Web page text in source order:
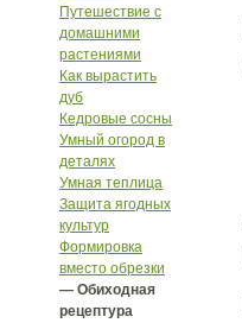
Путешествие с
домашними
растениями
Как вырастить
дуб
Кедровые сосны
Умный огород в
деталях
Умная теплица
Защита ягодных
культур
Формировка
вместо обрезки
— Обиходная
рецептура